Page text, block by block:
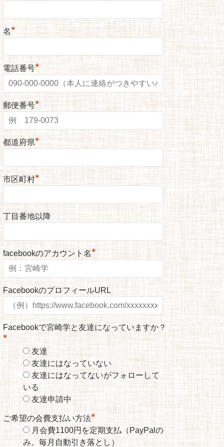
名*
電話番号*
郵便番号*
都道府県*
市区町村*
丁目番地以降
facebookのアカウント名*
FacebookのプロフィールURL
Facebookで宮崎学と友達になっていますか？
*
友達
友達にはなっていない
友達にはなってないがフォローして
いる
友達申請中
ご希望の会費支払い方法*
月会費1100円を定期支払（PayPalの
み。毎月自動引き落とし）